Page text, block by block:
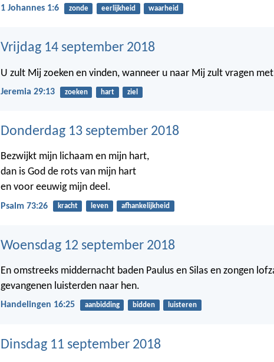
1 Johannes 1:6 zonde eerlijkheid waarheid
Vrijdag 14 september 2018
U zult Mij zoeken en vinden, wanneer u naar Mij zult vragen
Jeremia 29:13 zoeken hart ziel
Donderdag 13 september 2018
Bezwijkt mijn lichaam en mijn hart,
dan is God de rots van mijn hart
en voor eeuwig mijn deel.
Psalm 73:26 kracht leven afhankelijkheid
Woensdag 12 september 2018
En omstreeks middernacht baden Paulus en Silas en zongen
gevangenen luisterden naar hen.
Handelingen 16:25 aanbidding bidden luisteren
Dinsdag 11 september 2018